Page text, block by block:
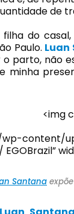
de
do casal,
Paulo. Luan
o parto, não
minha
<img
content/
Santana